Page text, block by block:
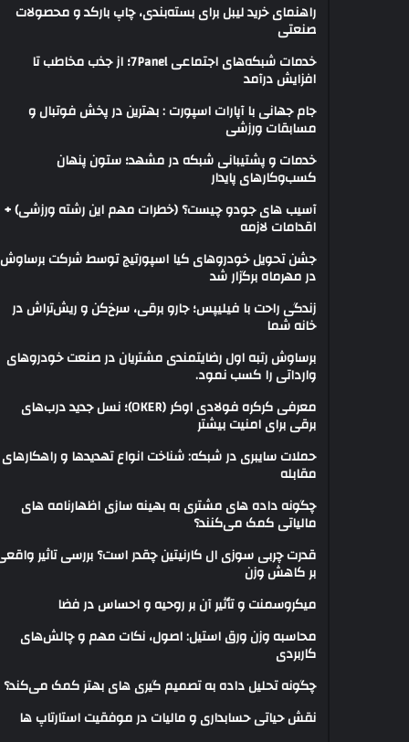
راهنمای خرید لیبل برای بسته‌بندی، چاپ بارکد و محصولات
صنعتی
خدمات شبکه‌های اجتماعی 7Panel؛ از جذب مخاطب تا
افزایش درآمد
جام جهانی با آپارات اسپورت : بهترین در پخش فوتبال و
مسابقات ورزشی
خدمات و پشتیبانی شبکه در مشهد؛ ستون پنهان
کسب‌وکارهای پایدار
آسیب های جودو چیست؟ (خطرات مهم این رشته ورزشی) +
اقدامات لازمه
جشن تحویل خودروهای کیا اسپورتیج توسط شرکت برساوش
در مهرماه برگزار شد
زندگی راحت با فیلیپس؛ جارو برقی، سرخ‌کن و ریش‌تراش در
خانه شما
برساوش رتبه اول رضایتمندی مشتریان در صنعت خودروهای
وارداتی را کسب نمود.
معرفی کرکره فولادی اوکر (OKER)؛ نسل جدید درب‌های
برقی برای امنیت بیشتر
حملات سایبری در شبکه: شناخت انواع تهدیدها و راهکارهای
مقابله
چگونه داده های مشتری به بهینه سازی اظهارنامه های
مالیاتی کمک می‌کنند؟
قدرت چربی سوزی ال کارنیتین چقدر است؟ بررسی تاثیر
بر کاهش وزن
میکروسمنت و تأثیر آن بر روحیه و احساس در فضا
محاسبه وزن ورق استیل: اصول، نکات مهم و چالش‌های
کاربردی
چگونه تحلیل داده به تصمیم گیری های بهتر کمک می‌کند؟
نقش حیاتی حسابداری و مالیات در موفقیت استارتاپ ها